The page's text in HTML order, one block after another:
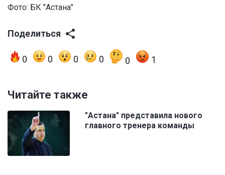
Фото: БК "Астана"
Поделиться
0 0 0 0 0 1
Читайте также
"Астана" представила нового
главного тренера команды